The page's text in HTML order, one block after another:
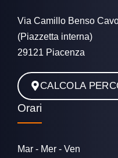
Via Camillo Benso
(Piazzetta interna)
29121 Piacenza
CALCOLA
Orari
Mar - Mer - Ven